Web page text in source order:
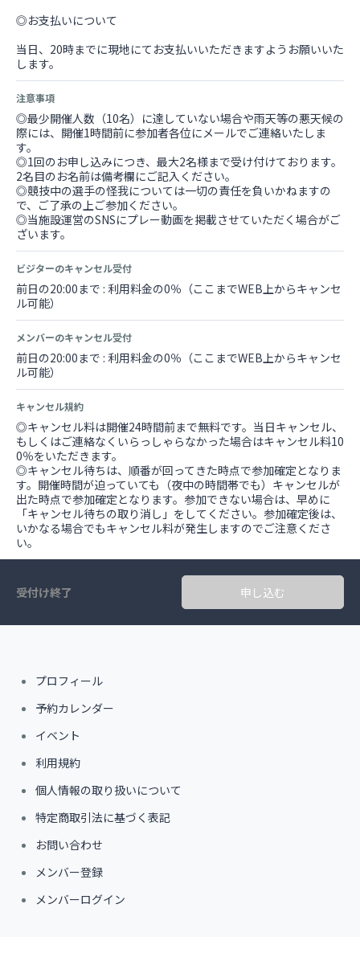
◎お支払いについて
当日、20時までに現地にてお支払いいただきますようお願いいた
します。
注意事項
◎最少開催人数（10名）に達していない場合や雨天等の悪天候の
際には、開催1時間前に参加者各位にメールでご連絡いたしま
す。
◎1回のお申し込みにつき、最大2名様まで受け付けております。
2名目のお名前は備考欄にご記入ください。
◎競技中の選手の怪我については一切の責任を負いかねますの
で、ご了承の上ご参加ください。
◎当施設運営のSNSにプレー動画を掲載させていただく場合がご
ざいます。
ビジターのキャンセル受付
前日の20:00まで : 利用料金の0％（ここまでWEB上からキャンセ
ル可能）
メンバーのキャンセル受付
前日の20:00まで : 利用料金の0％（ここまでWEB上からキャンセ
ル可能）
キャンセル規約
◎キャンセル料は開催24時間前まで無料です。当日キャンセル、
もしくはご連絡なくいらっしゃらなかった場合はキャンセル料10
0％をいただきます。
◎キャンセル待ちは、順番が回ってきた時点で参加確定となりま
す。開催時間が迫っていても（夜中の時間帯でも）キャンセルが
出た時点で参加確定となります。参加できない場合は、早めに
「キャンセル待ちの取り消し」をしてください。参加確定後は、
いかなる場合でもキャンセル料が発生しますのでご注意くださ
い。
受付け終了 申し込む
プロフィール
予約カレンダー
イベント
利用規約
個人情報の取り扱いについて
特定商取引法に基づく表記
お問い合わせ
メンバー登録
メンバーログイン